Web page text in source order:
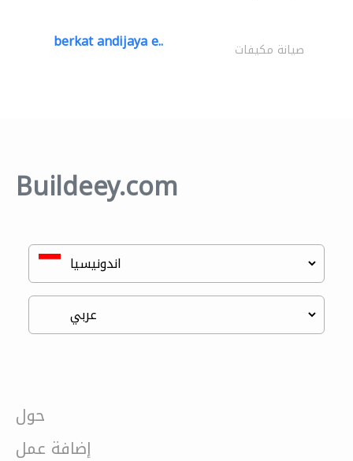
berkat andijaya e.. صيانة مكيفات
Buildeey.com
حول
إضافة عمل